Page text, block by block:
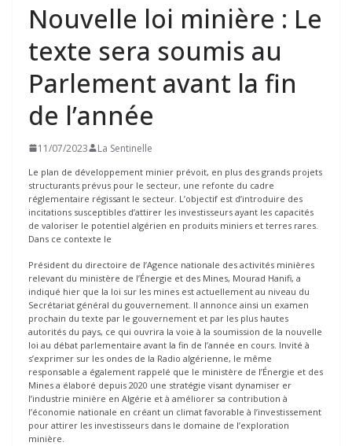
Nouvelle loi minière : Le
texte sera soumis au
Parlement avant la fin
de l’année
11/07/2023 La Sentinelle
Le plan de développement minier prévoit, en plus des grands projets
structurants prévus pour le secteur, une refonte du cadre
réglementaire régissant le secteur. L’objectif est d’introduire des
incitations susceptibles d’attirer les investisseurs ayant les capacités
de valoriser le potentiel algérien en produits miniers et terres rares.
Dans ce contexte le
Président du directoire de l’Agence nationale des activités minières
relevant du ministère de l’Énergie et des Mines, Mourad Hanifi, a
indiqué hier que la loi sur les mines est actuellement au niveau du
Secrétariat général du gouvernement. Il annonce ainsi un examen
prochain du texte par le gouvernement et par les plus hautes
autorités du pays, ce qui ouvrira la voie à la soumission de la nouvelle
loi au débat parlementaire avant la fin de l’année en cours. Invité à
s’exprimer sur les ondes de la Radio algérienne, le même
responsable a également rappelé que le ministère de l’Énergie et des
Mines a élaboré depuis 2020 une stratégie visant dynamiser er
l’industrie minière en Algérie et à améliorer sa contribution à
l’économie nationale en créant un climat favorable à l’investissement
pour attirer les investisseurs dans le domaine de l’exploration
minière.